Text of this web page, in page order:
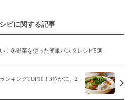
ピに関する記事
！冬野菜を使った簡単パスタレシピ5選
ンキングTOP10！3位かに、2